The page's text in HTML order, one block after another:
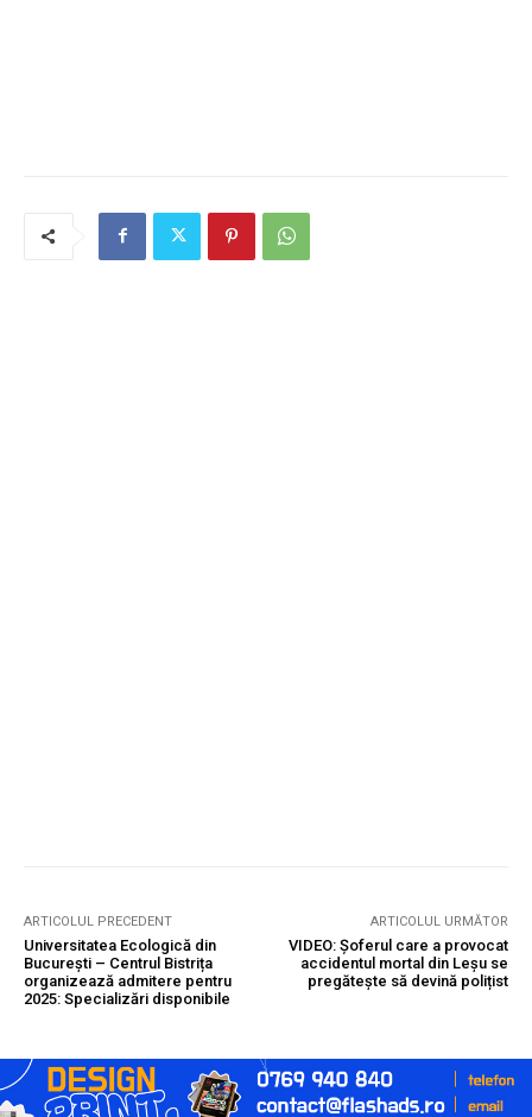
ARTICOLUL PRECEDENT
Universitatea Ecologică din
București – Centrul Bistrița
organizează admitere pentru
2025: Specializări disponibile
ARTICOLUL URMĂTOR
VIDEO: Șoferul care a provocat
accidentul mortal din Leșu se
pregătește să devină polițist